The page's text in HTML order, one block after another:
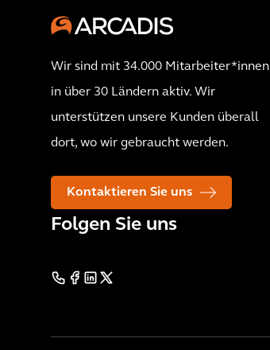
Wir sind mit 34.000 Mitarbeiter*innen
in über 30 Ländern aktiv. Wir
unterstützen unsere Kunden überall
dort, wo wir gebraucht werden.
Kontaktieren Sie uns
Folgen Sie uns